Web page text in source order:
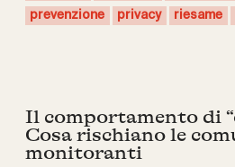
prevenzione
privacy riesame
Il comportamento di
Cosa rischiano le
monitoranti